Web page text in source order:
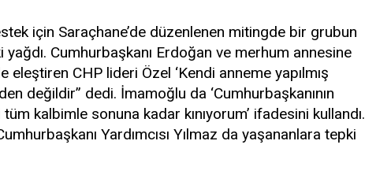
için Saraçhane’de düzenlenen mitingde bir grubun
Cumhurbaşkanı Erdoğan ve merhum annesine
CHP lideri Özel ‘Kendi anneme yapılmış
değildir” dedi. İmamoğlu da ‘Cumhurbaşkanının
kalbimle sonuna kadar kınıyorum’ ifadesini kullandı.
Yardımcısı Yılmaz da yaşananlara tepki